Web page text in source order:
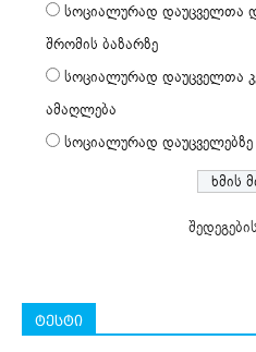
სოციალურად დაუცველთა
შრომის ბაზარზე
სოციალურად დაუცველთა
ამაღლება
სოციალურად
ტესტი